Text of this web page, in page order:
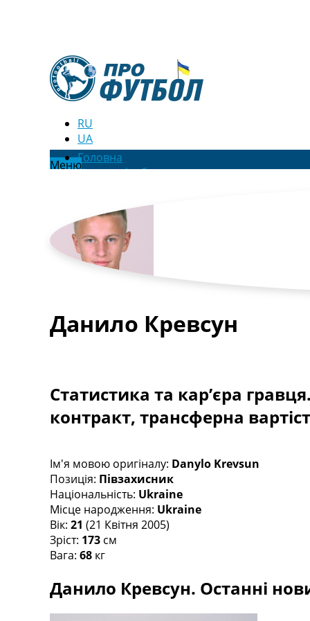
RU
UA
МенюГоловна
Новини футболу
Новини футболу України
Футбольні трансфери
Останні коментарі
Конкурс прогнозів
Логін
Рейтінги
Турніри
Чемпіонат Світу
Англія. Прем’єр-Ліга
Іспанія. Ла Ліга
Ще Турніри >>>
Чемпіонат Світу. Турнирні таблиці
Таблиця УПЛ
Перша Ліга
Таблиця АПЛ
Таблиця Ла Ліги
Таблиця Ліги Чемпіонів
Рейтинг країн УЄФА
Рейтинг клубів УЄФА
Рейтинг ФІФА
Данило Кревсун
Статистика та кар’єра
контракт, трансферна
Ім'я мовою оригіналу: Danylo Krevsun
Позиція: Півзахисник
Національність: Ukraine
Місце народження: Ukraine
Вік: 21 (21 Квітня 2005)
Зріст: 173 см
Вага: 68 кг
Данило Кревсун. Останні